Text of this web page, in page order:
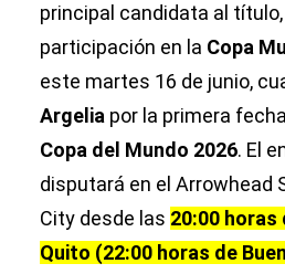
principal candidata al
participación en la Copa
este martes 16 de junio,
Argelia por la primera
Copa del Mundo 2026. El
disputará en el Arrowhead
City desde las 20:00 horas
Quito (22:00 horas de